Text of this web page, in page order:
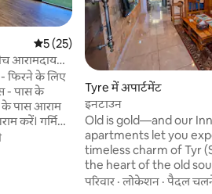
औसत रेटिंग 5 में से 5, 25 समीक्षाएँ
5 (25)
आरामदायक
फिरने के लिए
- पास के
के पास आराम
करें। गर्मियों
दोस्तों के
Tyre में अपार्टमेंट
इनटाउन
Old is gold—and our
apartments let you
timeless charm of Tyr
the heart of the old
from Al Sebbat Street,
परिवार ·लोकेशन ·पैदल